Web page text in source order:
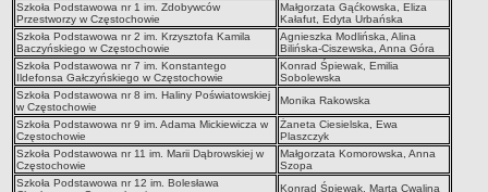
Szkoła Podstawowa nr 1 im. Zdobywców
Przestworzy w Częstochowie
Małgorzata Gąćkowska, Eliza
Kałafut, Edyta Urbańska
Szkoła Podstawowa nr 2 im. Krzysztofa Kamila
Baczyńskiego w Częstochowie
Agnieszka Modlińska, Alina
Bilińska-Ciszewska, Anna Góra
Szkoła Podstawowa nr 7 im. Konstantego
Ildefonsa Gałczyńskiego w Częstochowie
Konrad Śpiewak, Emilia
Sobolewska
Szkoła Podstawowa nr 8 im. Haliny Poświatowskiej
w Częstochowie
Monika Rakowska
Szkoła Podstawowa nr 9 im. Adama Mickiewicza w
Częstochowie
Żaneta Ciesielska, Ewa
Plaszczyk
Szkoła Podstawowa nr 11 im. Marii Dąbrowskiej w
Częstochowie
Małgorzata Komorowska, Anna
Szopa
Szkoła Podstawowa nr 12 im. Bolesława
Konrad Śpiewak, Marta Cwalina